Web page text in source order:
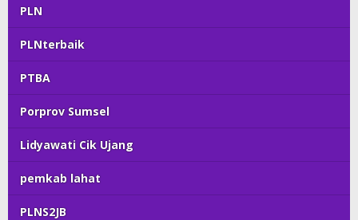
PLN
PLNterbaik
PTBA
Porprov Sumsel
Lidyawati Cik Ujang
pemkab lahat
PLNS2JB